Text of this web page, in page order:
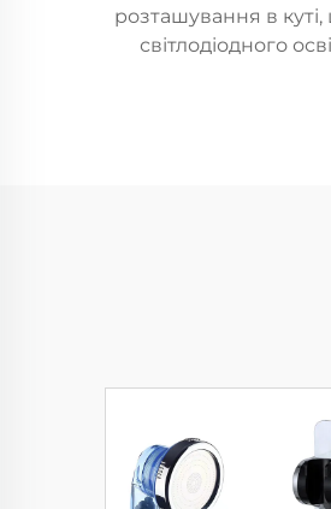
розташування в
світлодіодного